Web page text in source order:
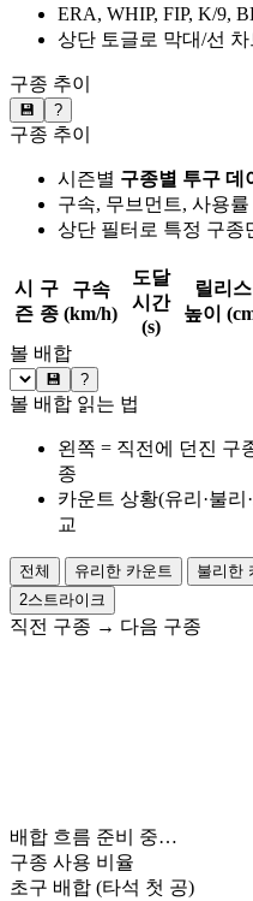
ERA, WHIP, FIP, K/9,
상단 토글로 막대/선
구종 추이
💾 ?
구종 추이
시즌별 구종별 투구 데
구속, 무브먼트, 사용
상단 필터로 특정 구종
시
즌
구
종
구속
(km/h)
도달
시간
(s)
릴리스
높이
볼 배합
💾 ?
볼 배합 읽는 법
왼쪽 = 직전에 던진 구
종
카운트 상황(유리·불리
교
전체 유리한 카운트 불리한
2스트라이크
직전 구종 → 다음 구종
배합 흐름 준비 중…
구종 사용 비율
초구 배합 (타석 첫 공)